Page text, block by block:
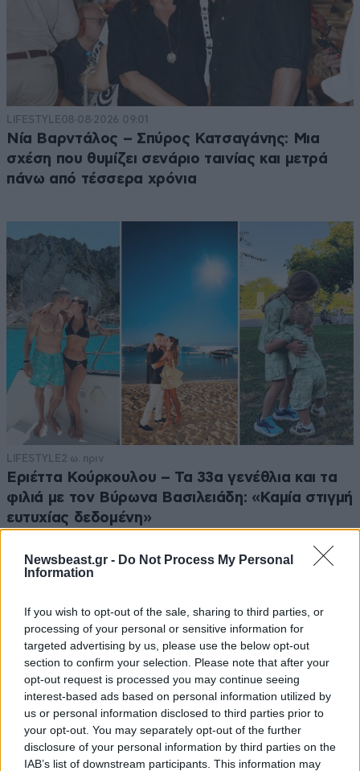
Newsbeast.gr - Do Not Process My Personal
Information
If you wish to opt-out of the sale, sharing to third parties, or
processing of your personal or sensitive information for
targeted advertising by us, please use the below opt-out
section to confirm your selection. Please note that after your
opt-out request is processed you may continue seeing
interest-based ads based on personal information utilized by
us or personal information disclosed to third parties prior to
your opt-out. You may separately opt-out of the further
disclosure of your personal information by third parties on the
IAB’s list of downstream participants. This information may
LIFESTYLE08·08·2026 09:01
Νία Βαρντάλος – Σπύρος Κατσαγάνης: Μια
σχέση που θυμίζει σενάριο ταινίας και μετρά
πάνω από τέσσερα χρόνια
LIFESTYLE2 ω. πριν
Εριέττα Κούρκουλου – Τα 33α γενέθλια και τα
φιλιά με τον Βύρωνα Βασιλειάδη: «Καμία στιγμή
ευτυχίας δεδομένη»